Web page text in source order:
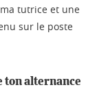
tutrice et une
sur le poste
ton alternance